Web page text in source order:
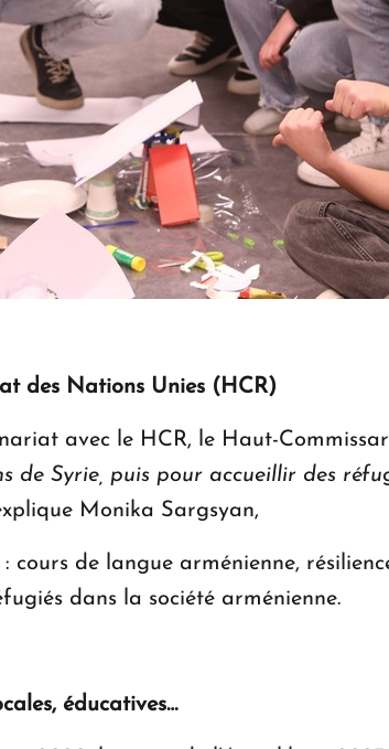
des Nations Unies (HCR)
avec le HCR, le Haut-
de Syrie, puis pour accueillir des
Monika Sargsyan,
cours de langue arménienne,
dans la société arménienne.
éducatives…